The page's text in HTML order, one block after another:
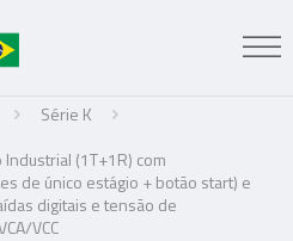
Série K
(1T+1R) com
de único estágio + botão start) e
digitais e tensão de
VCC